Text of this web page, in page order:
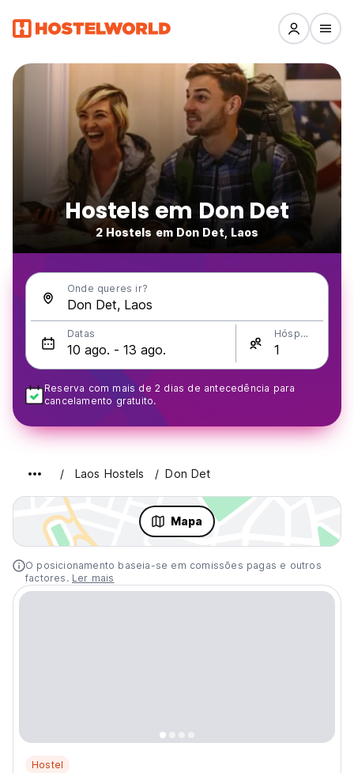
Hostels em Don Det
2 Hostels em Don Det, Laos
Onde queres ir?
Datas Hóspedes
Reserva com mais de 2 dias de antecedência para
cancelamento gratuito.
Laos Hostels Don Det
Mapa
O posicionamento baseia-se em comissões pagas e outros
factores. Ler mais
Hostel